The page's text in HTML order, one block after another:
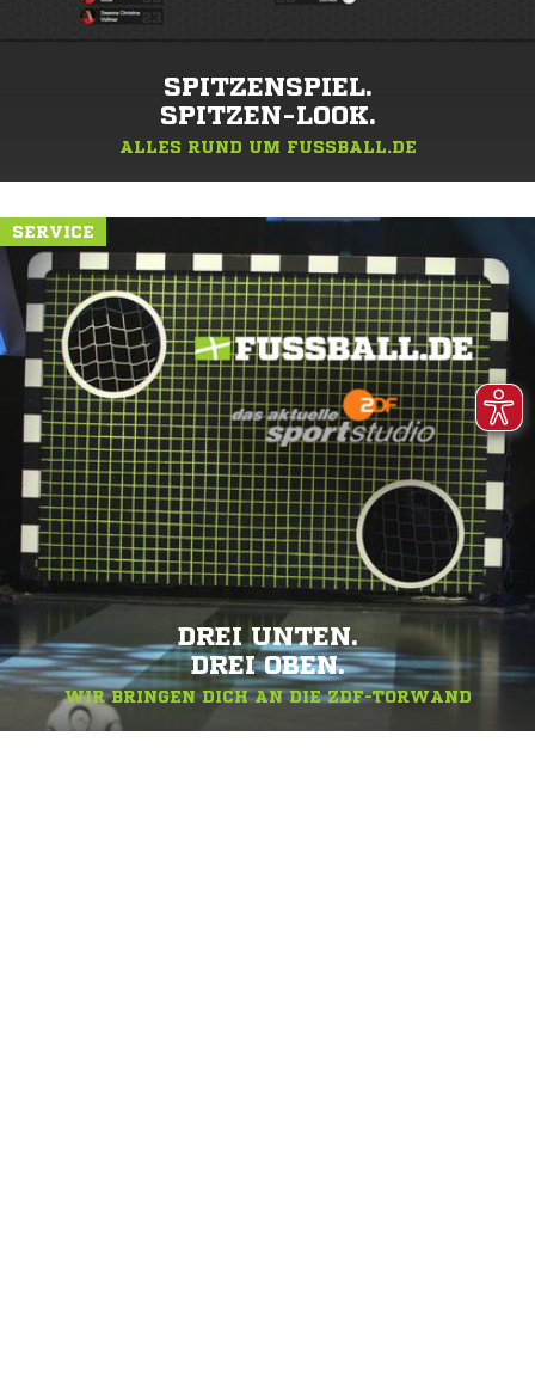
SPITZENSPIEL.
SPITZEN-LOOK.
ALLES RUND UM FUSSBALL.DE
SERVICE
DREI UNTEN.
DREI OBEN.
WIR BRINGEN DICH AN DIE ZDF-TORWAND